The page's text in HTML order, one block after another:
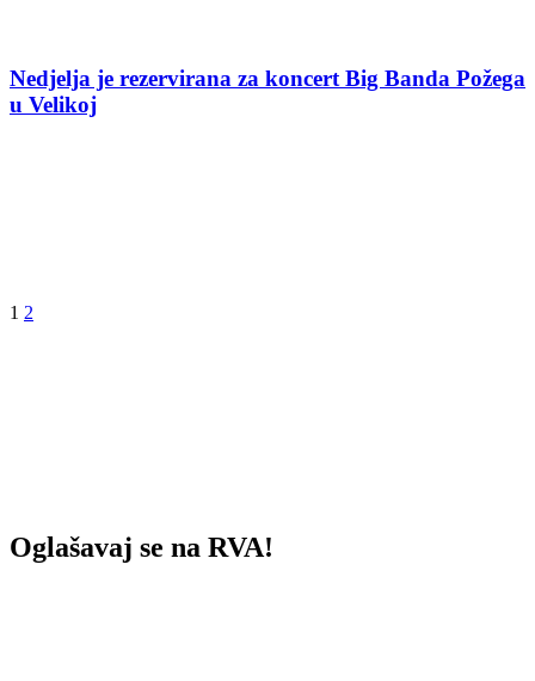
Nedjelja je rezervirana za koncert Big Banda Požega
u Velikoj
1 2
Oglašavaj se na RVA!